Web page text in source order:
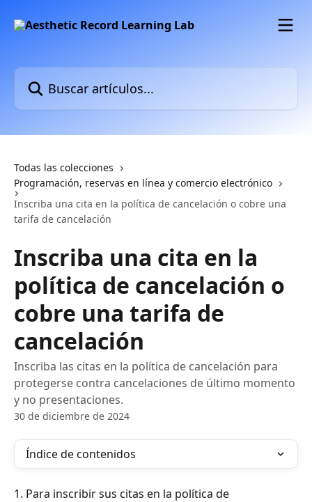
Buscar artículos...
Todas las colecciones
Programación, reservas en línea y comercio electrónico
Inscriba una cita en la política de cancelación o cobre una
tarifa de cancelación
Inscriba una cita en la
política de cancelación o
cobre una tarifa de
cancelación
Inscriba las citas en la política de cancelación para
protegerse contra cancelaciones de último momento
y no presentaciones.
30 de diciembre de 2024
Índice de contenidos
1. Para inscribir sus citas en la política de